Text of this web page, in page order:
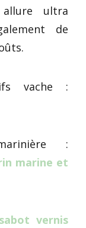
ultra
de
vache :
:
marine et
sabot vernis